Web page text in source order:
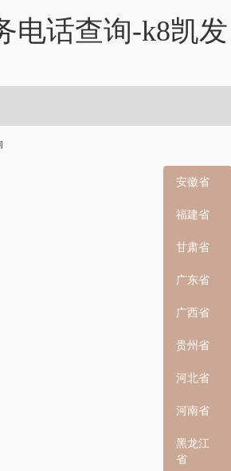
电话查询-k8凯发
安徽省
福建省
甘肃省
广东省
广西省
贵州省
河北省
河南省
黑龙江
省